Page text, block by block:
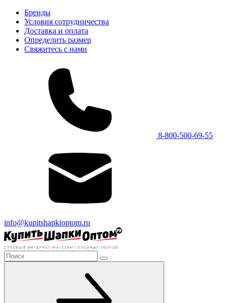
Бренды
Условия сотрудничества
Доставка и оплата
Определить размер
Свяжитесь с нами
8-800-500-69-55
info@kupitshapkioptom.ru